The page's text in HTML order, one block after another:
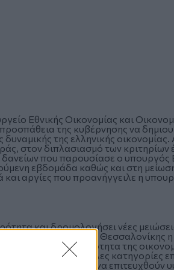
Εθνικής Οικονομίας και
της κυβέρνησης να
της ελληνικής
στον διπλασιασμό των κριτηρίων
που παρουσίασε ο υπουργός
εβδομάδα καθώς και στη
αργίες που προανήγγειλε η
και δρομολογήσει νέες
στην Διεθνή Έκθεση Θεσσαλονίκης
τώρα ως προτεραιότητα της
μεγάλες κατηγορίες
περιβάλλον και να επιτευχθούν